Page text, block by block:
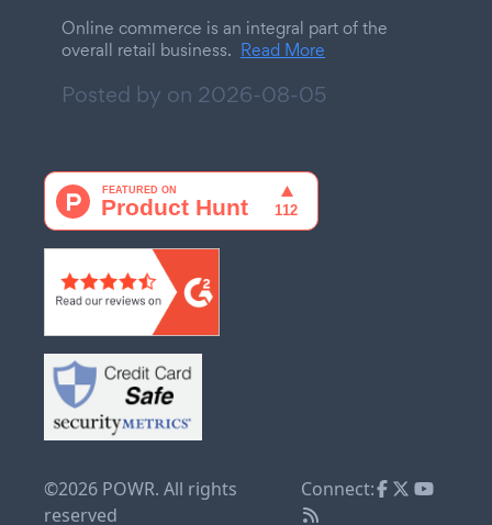
Online commerce is an integral part of the
overall retail business. Read More
Posted by on 2026-08-05
©2026 POWR. All rights
reserved
Connect: